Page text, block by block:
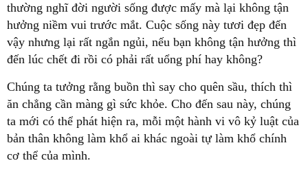
thường nghĩ đời người sống được mấy mà lại không tận
hưởng niềm vui trước mắt. Cuộc sống này tươi đẹp đến
vậy nhưng lại rất ngắn ngủi, nếu bạn không tận hưởng thì
đến lúc chết đi rồi có phải rất uổng phí hay không?
Chúng ta tưởng rằng buồn thì say cho quên sầu, thích thì
ăn chẳng cần màng gì sức khỏe. Cho đến sau này, chúng
ta mới có thể phát hiện ra, mỗi một hành vi vô kỷ luật của
bản thân không làm khổ ai khác ngoài tự làm khổ chính
cơ thể của mình.